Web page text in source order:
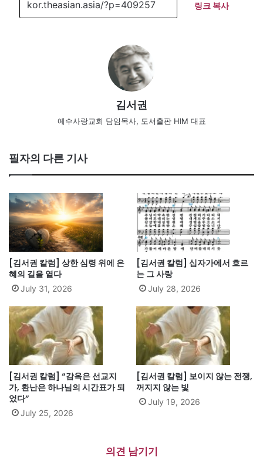
링크 복사
김서권
예수사랑교회 담임목사, 도서출판 HIM 대표
필자의 다른 기사
[김서권 칼럼] 상한 심령 위에 은
혜의 길을 열다
July 31, 2026
[김서권 칼럼] 십자가에서 흐르
는 그 사랑
July 28, 2026
[김서권 칼럼] “감옥은 선교지
가, 환난은 하나님의 시간표가 되
었다”
July 25, 2026
[김서권 칼럼] 보이지 않는 전쟁,
꺼지지 않는 빛
July 19, 2026
의견 남기기